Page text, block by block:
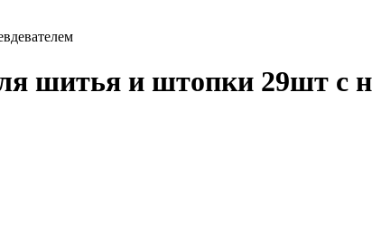
шитья и штопки 29шт с